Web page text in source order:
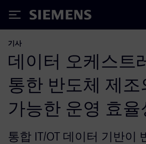
Siemens
기사
데이터 오케스트
통한 반도체 제조
가능한 운영 효율
통합 IT/OT 데이터 기반이